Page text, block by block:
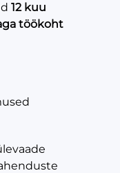
12 kuu
töökoht